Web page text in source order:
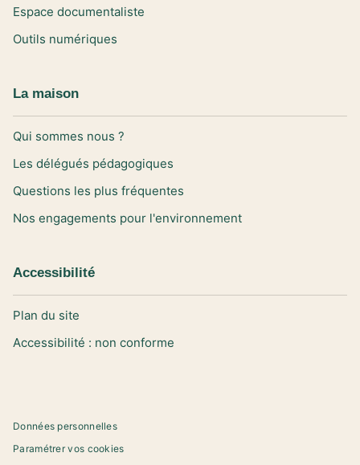
Espace documentaliste
Outils numériques
La maison
Qui sommes nous ?
Les délégués pédagogiques
Questions les plus fréquentes
Nos engagements pour l'environnement
Accessibilité
Plan du site
Accessibilité : non conforme
Données personnelles
Paramétrer vos cookies